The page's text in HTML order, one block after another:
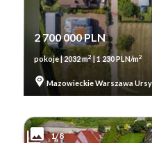
2 700 000 PLN
pokoje | 2032 m2| 1 230 PLN/m2
Mazowieckie Warszawa
1/8